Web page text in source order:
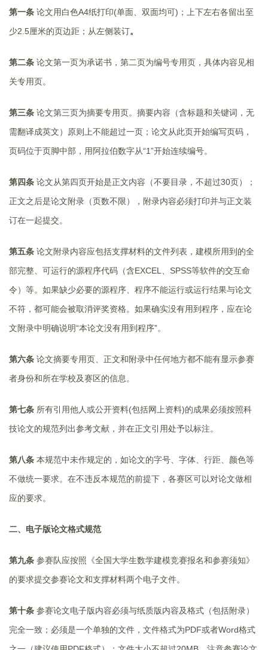
第一条 论文用白色A4纸打印(单面、双面均可)；上下左右各留出至
少2.5厘米的页边距；从左侧装订。
第二条 论文第一页为承诺书，第二页为编号专用页，具体内容见相
关专用页。
第三条 论文第三页为摘要专用页。摘要内容（含标题和关键词，无
需翻译成英文）原则上不能超过一页；论文从此页开始编写页码，
页码位于页脚中部，用阿拉伯数字从“1”开始连续编号。
第四条 论文从第四页开始是正文内容（不要目录，不超过30页）；
正文之后是论文附录（页数不限），附录内容必须打印并与正文装
订在一起提交。
第五条 论文附录内容应包括支撑材料的文件列表，建模所用到的全
部完整、可运行的源程序代码（含EXCEL、SPSS等软件的交互命
令）等。如果缺少必要的源程序、程序不能运行或运行结果与论文
不符，都可能会被取消评奖资格。如果确实没有用到程序，应在论
文附录中明确说明“本论文没有用到程序”。
第六条 论文摘要专用页、正文和附录中任何地方都不能有显示参赛
者身份和所在学校及赛区的信息。
第七条 所有引用他人或公开资料(包括网上资料)的成果必须按照科
技论文的规范列出参考文献，并在正文引用处予以标注。
第八条 本规范中未作规定的，如论文的字号、字体、行距、颜色等
不做统一要求。在不违反本规范的前提下，各赛区可以对论文做相
应的要求。
二、电子版论文格式规范
第九条 参赛队应按照《全国大学生数学建模竞赛报名和参赛须知》
的要求提交参赛论文和支撑材料两个电子文件。
第十条 参赛论文电子版内容必须与纸质版内容及格式（包括附录）
完全一致；必须是一个单独的文件，文件格式为PDF或者Word格式